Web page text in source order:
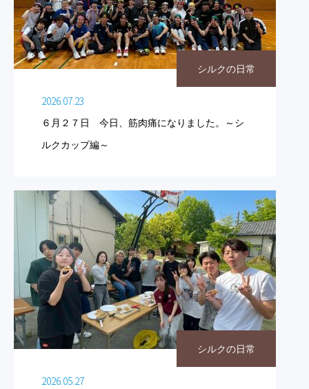
シルクの日常
2026.07.23
６月２７日 今日、筋肉痛になりました。～シ
ルクカップ編～
シルクの日常
2026.05.27